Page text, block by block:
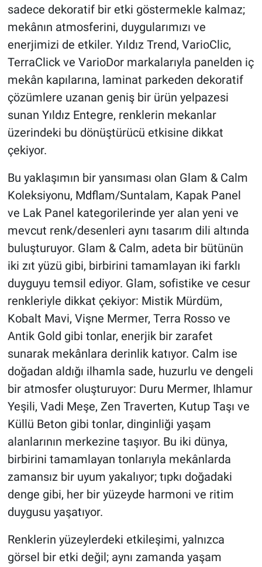
sadece dekoratif bir etki göstermekle kalmaz;
mekânın atmosferini, duygularımızı ve
enerjimizi de etkiler. Yıldız Trend, VarioClic,
TerraClick ve VarioDor markalarıyla panelden iç
mekân kapılarına, laminat parkeden dekoratif
çözümlere uzanan geniş bir ürün yelpazesi
sunan Yıldız Entegre, renklerin mekanlar
üzerindeki bu dönüştürücü etkisine dikkat
çekiyor.
Bu yaklaşımın bir yansıması olan Glam & Calm
Koleksiyonu, Mdflam/Suntalam, Kapak Panel
ve Lak Panel kategorilerinde yer alan yeni ve
mevcut renk/desenleri aynı tasarım dili altında
buluşturuyor. Glam & Calm, adeta bir bütünün
iki zıt yüzü gibi, birbirini tamamlayan iki farklı
duyguyu temsil ediyor. Glam, sofistike ve cesur
renkleriyle dikkat çekiyor: Mistik Mürdüm,
Kobalt Mavi, Vişne Mermer, Terra Rosso ve
Antik Gold gibi tonlar, enerjik bir zarafet
sunarak mekânlara derinlik katıyor. Calm ise
doğadan aldığı ilhamla sade, huzurlu ve dengeli
bir atmosfer oluşturuyor: Duru Mermer, Ihlamur
Yeşili, Vadi Meşe, Zen Traverten, Kutup Taşı ve
Küllü Beton gibi tonlar, dinginliği yaşam
alanlarının merkezine taşıyor. Bu iki dünya,
birbirini tamamlayan tonlarıyla mekânlarda
zamansız bir uyum yakalıyor; tıpkı doğadaki
denge gibi, her bir yüzeyde harmoni ve ritim
duygusu yaşatıyor.
Renklerin yüzeylerdeki etkileşimi, yalnızca
görsel bir etki değil; aynı zamanda yaşam